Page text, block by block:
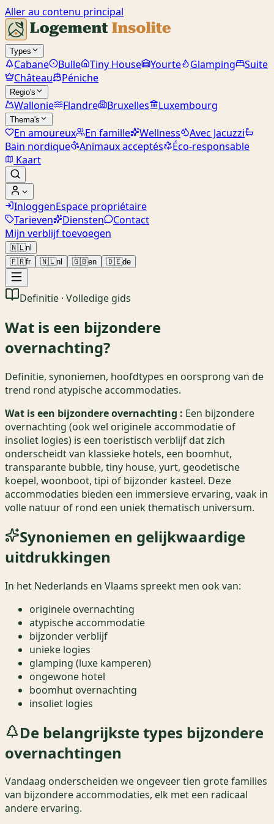
Aller au contenu principal
Types
Cabane Bulle Tiny House Yourte Glamping
Suite
Château
Péniche
Regio's
Wallonie Flandre Bruxelles Luxembourg
Thema's
En amoureux En famille Wellness
Avec Jacuzzi
Bain nordique
Animaux acceptés
Éco-responsable
Kaart
InloggenEspace propriétaire
Tarieven
Diensten
Contact
Mijn verblijf toevoegen
🇳🇱nl
🇫🇷fr 🇳🇱nl 🇬🇧en 🇩🇪de
Definitie · Volledige gids
Wat is een bijzondere
overnachting?
Definitie, synoniemen, hoofdtypes en oorsprong van de
trend rond atypische accommodaties.
Wat is een bijzondere overnachting : Een bijzondere
overnachting (ook wel originele accommodatie of
insoliet logies) is een toeristisch verblijf dat zich
onderscheidt van klassieke hotels, een boomhut,
transparante bubble, tiny house, yurt, geodetische
koepel, woonboot, tipi of bijzonder kasteel. Deze
accommodaties bieden een immersieve ervaring, vaak in
volle natuur of rond een uniek thematisch universum.
Synoniemen en gelijkwaardige
uitdrukkingen
In het Nederlands en Vlaams spreekt men ook van:
originele overnachting
atypische accommodatie
bijzonder verblijf
unieke logies
glamping (luxe kamperen)
ongewone hotel
boomhut overnachting
insoliet logies
De belangrijkste types bijzondere
overnachtingen
Vandaag onderscheiden we ongeveer tien grote families
van bijzondere accommodaties, elk met een radicaal
andere ervaring.